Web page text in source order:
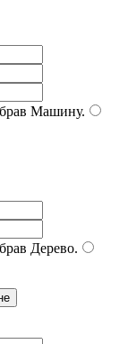
Машину.
Дерево.